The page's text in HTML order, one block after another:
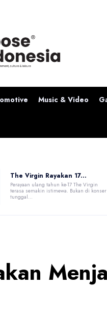
Music & Video
The Virgin Rayakan 17...
Perayaan ulang tahun ke-17 The Virgin
terasa semakin istimewa. Bukan di konser
tunggal...